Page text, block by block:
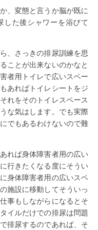
、変態と言うか脳が既に
た後シャワーを浴びて
、さっきの排尿訓練を思
ことが出来ないのかなと
者用トイレで広いスペー
あればトイレシートをジ
れをそのトイレスペース
な気はします。でも実際
でもあるわけないので難
れば身体障害者用の広い
行きたくなる度にそうい
身体障害者用の広いスペ
施設に移動してそういっ
事もしながらになるとそ
イルだけでの排尿は問題
排尿するのであれば、そ